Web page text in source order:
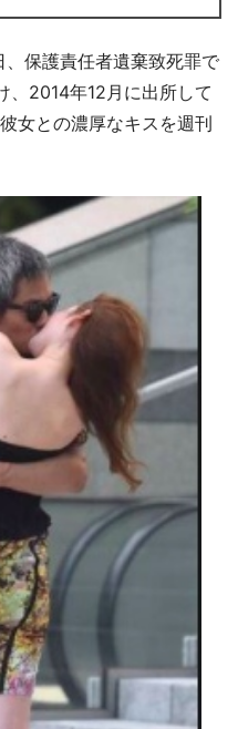
保護責任者遺棄致死罪で
、2014年12月に出所して
女との濃厚なキスを週刊